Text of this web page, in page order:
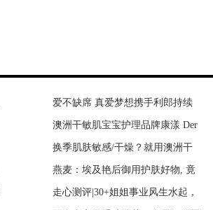
爱不缺席 真爱梦想携手利郎持续
澳洲干敏肌宝宝护理品牌康漾 Der
换季肌肤敏感/干燥？就用澳洲干
燕麦：埃及艳后御用护肤好物, 竟
走心测评|30+姐姐事业风生水起，
紫荆豪庭闹鬼事件 中海紫荆豪庭
一个人要发财的预兆 发财有什么
鬼生活在哪里 鬼生活在几维空间
新房子没搬家前能住吗？没搬家前
如何判断房子阴气重 房子阴气太